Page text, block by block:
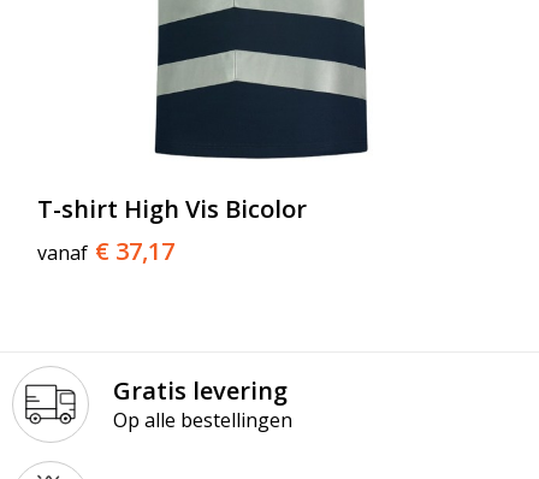
T-shirt High Vis Bicolor
vanaf € 37,17
Gratis levering
Op alle bestellingen